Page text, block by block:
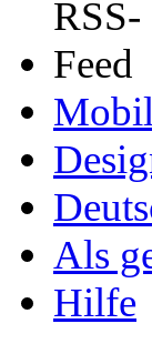
Als
Hilfe